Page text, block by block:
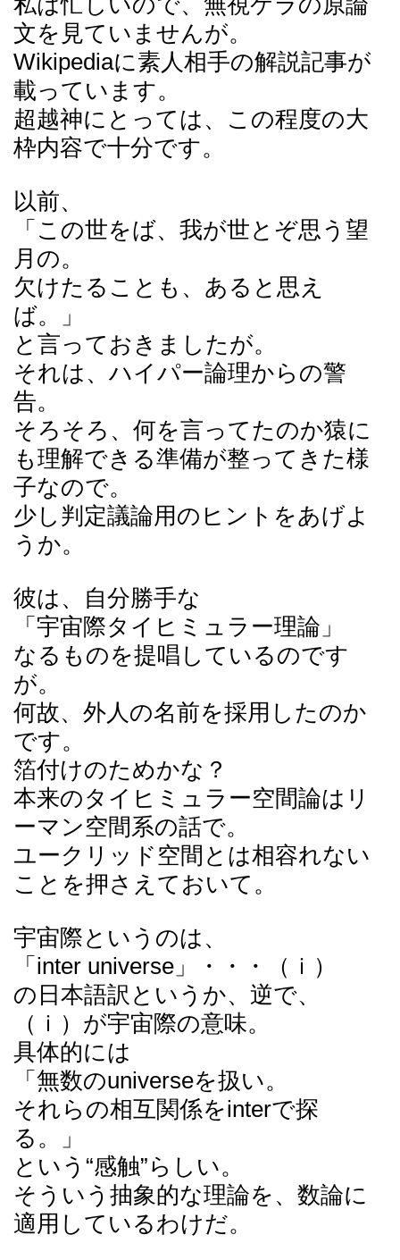
文を見ていませんが。
Wikipediaに素人相手の解説記事が
載っています。
超越神にとっては、この程度の大
枠内容で十分です。
以前、
「この世をば、我が世とぞ思う望
月の。
欠けたることも、あると思え
ば。」
と言っておきましたが。
それは、ハイパー論理からの警
告。
そろそろ、何を言ってたのか猿に
も理解できる準備が整ってきた様
子なので。
少し判定議論用のヒントをあげよ
うか。
彼は、自分勝手な
「宇宙際タイヒミュラー理論」
なるものを提唱しているのです
が。
何故、外人の名前を採用したのか
です。
箔付けのためかな？
本来のタイヒミュラー空間論はリ
ーマン空間系の話で。
ユークリッド空間とは相容れない
ことを押さえておいて。
宇宙際というのは、
「inter universe」・・・（ｉ）
の日本語訳というか、逆で、
（ｉ）が宇宙際の意味。
具体的には
「無数のuniverseを扱い。
それらの相互関係をinterで探
る。」
という“感触”らしい。
そういう抽象的な理論を、数論に
適用しているわけだ。